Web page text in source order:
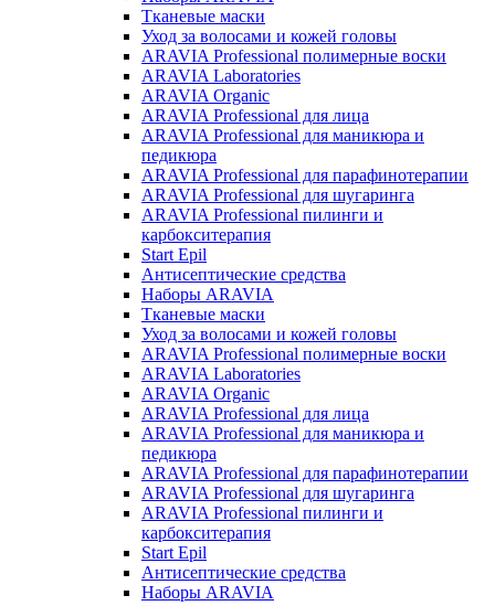
Тканевые маски
Уход за волосами и кожей головы
ARAVIA Professional полимерные воски
ARAVIA Laboratories
ARAVIA Organic
ARAVIA Professional для лица
ARAVIA Professional для маникюра и
педикюра
ARAVIA Professional для парафинотерапии
ARAVIA Professional для шугаринга
ARAVIA Professional пилинги и
карбокситерапия
Start Epil
Антисептические средства
Наборы ARAVIA
Тканевые маски
Уход за волосами и кожей головы
ARAVIA Professional полимерные воски
ARAVIA Laboratories
ARAVIA Organic
ARAVIA Professional для лица
ARAVIA Professional для маникюра и
педикюра
ARAVIA Professional для парафинотерапии
ARAVIA Professional для шугаринга
ARAVIA Professional пилинги и
карбокситерапия
Start Epil
Антисептические средства
Наборы ARAVIA